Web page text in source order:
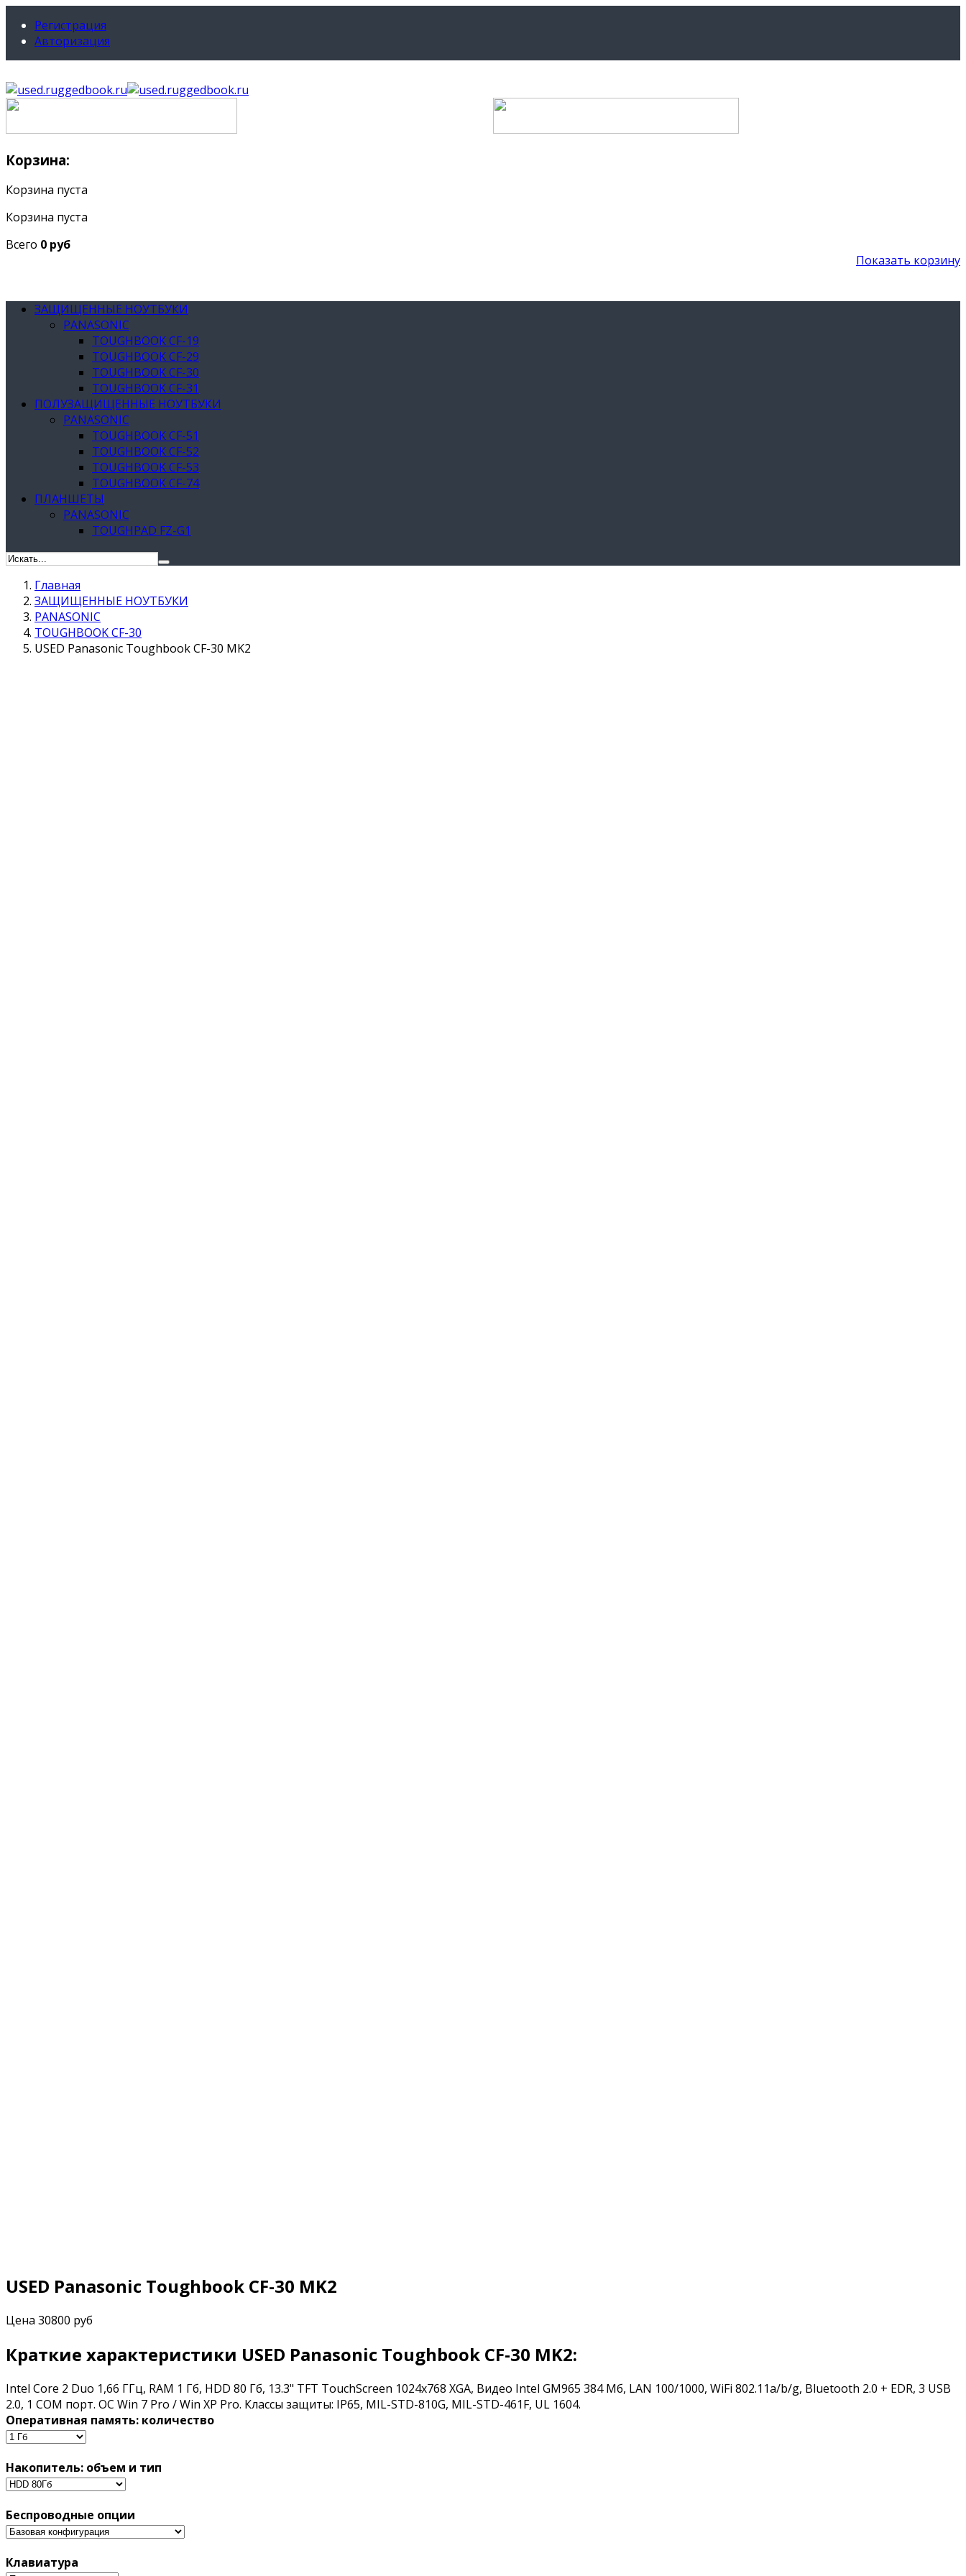
Регистрация
Авторизация
Корзина:
Корзина пуста
Корзина пуста
Всего 0 руб
Показать корзину
ЗАЩИЩЕННЫЕ НОУТБУКИ
PANASONIC
TOUGHBOOK CF-19
TOUGHBOOK CF-29
TOUGHBOOK CF-30
TOUGHBOOK CF-31
ПОЛУЗАЩИЩЕННЫЕ НОУТБУКИ
PANASONIC
TOUGHBOOK CF-51
TOUGHBOOK CF-52
TOUGHBOOK CF-53
TOUGHBOOK CF-74
ПЛАНШЕТЫ
PANASONIC
TOUGHPAD FZ-G1
Главная
ЗАЩИЩЕННЫЕ НОУТБУКИ
PANASONIC
TOUGHBOOK CF-30
USED Panasonic Toughbook CF-30 MK2
USED Panasonic Toughbook CF-30 MK2
Цена 30800 руб
Краткие характеристики USED Panasonic Toughbook CF-30 MK2:
Intel Core 2 Duo 1,66 ГГц, RAM 1 Гб, HDD 80 Гб, 13.3" TFT TouchScreen 1024x768 XGA, Видео Intel GM965 384 Мб, LAN 100/1000, WiFi 802.11a/b/g, Bluetooth 2.0 + EDR, 3 USB
2.0, 1 COM порт. OC Win 7 Pro / Win XP Pro. Классы защиты: IP65, MIL-STD-810G, MIL-STD-461F, UL 1604.
Оперативная память: количество
Накопитель: объем и тип
Беспроводные опции
Клавиатура